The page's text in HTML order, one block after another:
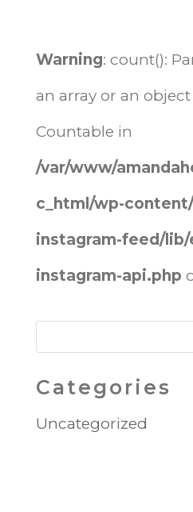
Warning: count():
an array or an
Countable in
/var/www/
c_html/wp-
instagram-feed/
instagram-api.php
Categories
Uncategorized